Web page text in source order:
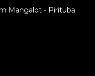
Mangalot - Pirituba